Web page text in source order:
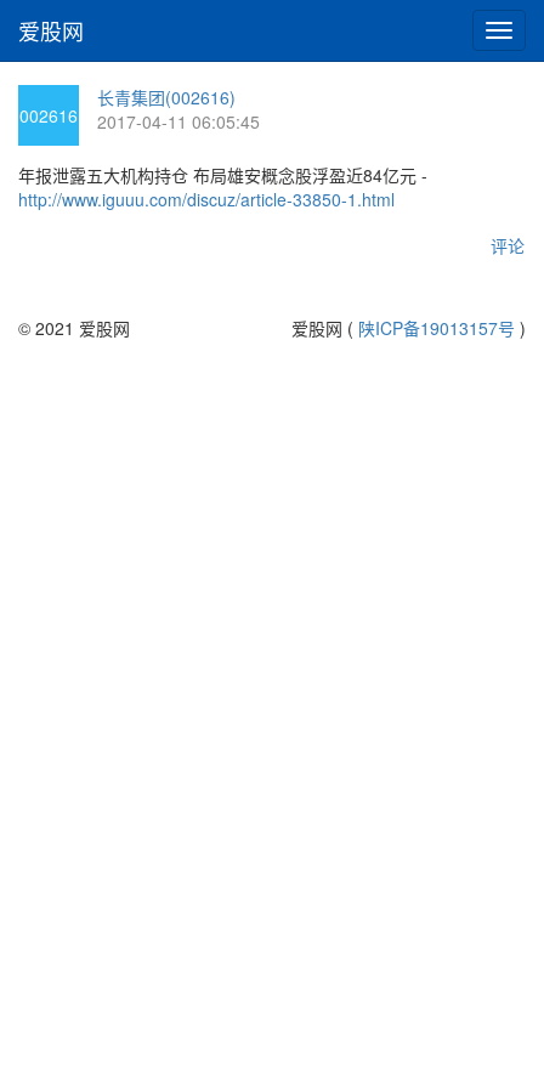
切
换
爱股网
002616
长青集团(002616)
2017-04-11 06:05:45
年报泄露五大机构持仓 布局雄安概念股浮盈近84亿元 -
http://www.iguuu.com/discuz/article-33850-1.html
评论
© 2021 爱股网 爱股网 ( 陕ICP备19013157号 )